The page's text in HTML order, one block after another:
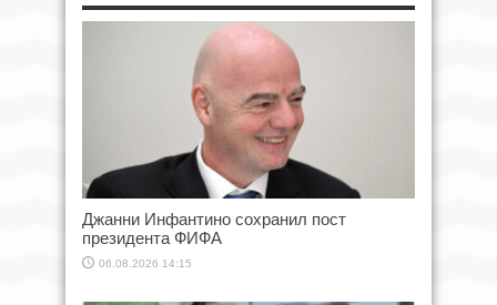
Джанни Инфантино сохранил пост
президента ФИФА
06.08.2026 14:15